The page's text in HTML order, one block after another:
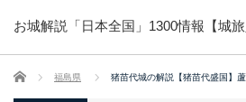
お城解説「日本全国」1300情報【城旅
ホーム 福島県 猪苗代城の解説【猪苗代盛国】